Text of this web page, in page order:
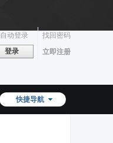
自动登录
找回密码
登录 立即注册
快捷导航